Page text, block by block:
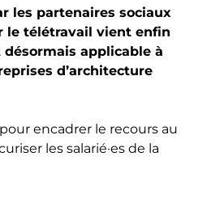
les partenaires sociaux
le télétravail vient enfin
désormais applicable à
d’architecture
encadrer le recours au
les salarié·es de la